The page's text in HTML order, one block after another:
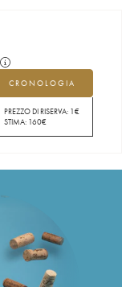
CRONOLOGIA
PREZZO DI RISERVA: 1€
STIMA: 160€